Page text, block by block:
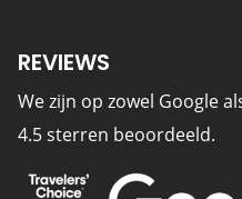
REVIEWS
We zijn op zowel Google
4.5 sterren beoordeeld.